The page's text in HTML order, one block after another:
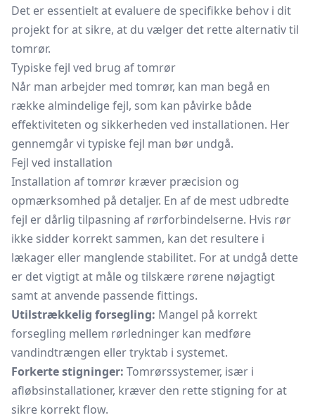
Det er essentielt at evaluere de specifikke behov i dit
projekt for at sikre, at du vælger det rette alternativ til
tomrør.
Typiske fejl ved brug af tomrør
Når man arbejder med tomrør, kan man begå en
række almindelige fejl, som kan påvirke både
effektiviteten og sikkerheden ved installationen. Her
gennemgår vi typiske fejl man bør undgå.
Fejl ved installation
Installation af tomrør kræver præcision og
opmærksomhed på detaljer. En af de mest udbredte
fejl er dårlig tilpasning af rørforbindelserne. Hvis rør
ikke sidder korrekt sammen, kan det resultere i
lækager eller manglende stabilitet. For at undgå dette
er det vigtigt at måle og tilskære rørene nøjagtigt
samt at anvende passende fittings.
Utilstrækkelig forsegling: Mangel på korrekt
forsegling mellem rørledninger kan medføre
vandindtrængen eller tryktab i systemet.
Forkerte stigninger: Tomrørssystemer, især i
afløbsinstallationer, kræver den rette stigning for at
sikre korrekt flow.